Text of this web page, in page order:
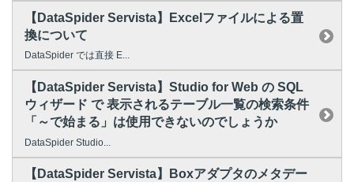
【DataSpider Servista】Excelファイルによる置
換について
DataSpider では直接 E...
【DataSpider Servista】Studio for Web の SQL
ウィザード で 表示されるテーブル一覧の検索条件
「～で始まる」は使用できないのでしょうか
DataSpider Studio...
【DataSpider Servista】Boxアダプタのメタデー